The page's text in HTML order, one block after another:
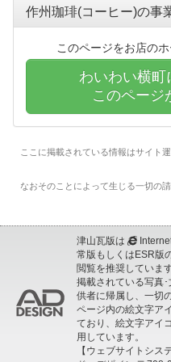
作州珈琲(コーヒー)の事
このページをお店の
わいわい横
このページ
ここに掲載されている情報はサイト
なおそのことによって生じる一切の
津山瓦版は
常版もしくはESR版
閲覧を推奨しています
掲載されている写真
供者に帰属し、一切
ページ内の絵文字ア
ており、絵文字アイ
用しています。
【ウェブサイトシス